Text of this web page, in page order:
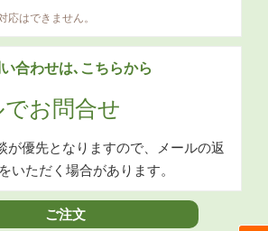
はできません。
合わせは､こちらから
でお問合せ
優先となりますので、メールの返
ただく場合があります。
ご注文